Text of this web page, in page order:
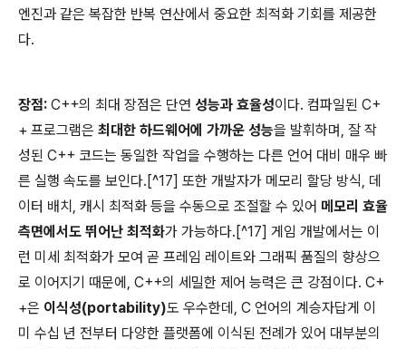
엔진과 같은 복잡한 반복 연산에서 중요한 최적화 기회를 제공한
다.
장점: C++의 최대 장점은 단연 성능과 효율성이다. 컴파일된 C+
+ 프로그램은 최대한 하드웨어에 가까운 성능을 발휘하며, 잘 작
성된 C++ 코드는 동일한 작업을 수행하는 다른 언어 대비 매우 빠
른 실행 속도를 보인다.[^17] 또한 개발자가 메모리 할당 방식, 데
이터 배치, 캐시 최적화 등을 수동으로 조절할 수 있어 메모리 효율
측면에서도 뛰어난 최적화가 가능하다.[^17] 게임 개발에서는 이
런 미세 최적화가 모여 곧 프레임 레이트와 그래픽 품질의 향상으
로 이어지기 때문에, C++의 세밀한 제어 능력은 큰 강점이다. C+
+은 이식성(portability)도 우수한데, C 언어의 계승자답게 이
미 수십 년 전부터 다양한 플랫폼에 이식된 전례가 있어 대부분의